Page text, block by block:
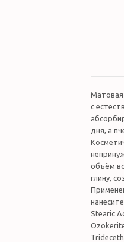
Матовая
с
дня, а
объём
глину,
Stearic